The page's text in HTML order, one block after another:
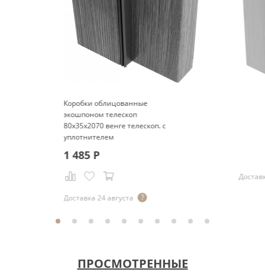
Коробки облицованные
экошпоном телескоп
80x35x2070 венге телескоп. с
уплотнителем
1 485Р
Доставка 24 августа
ПРОСМОТРЕННЫЕ